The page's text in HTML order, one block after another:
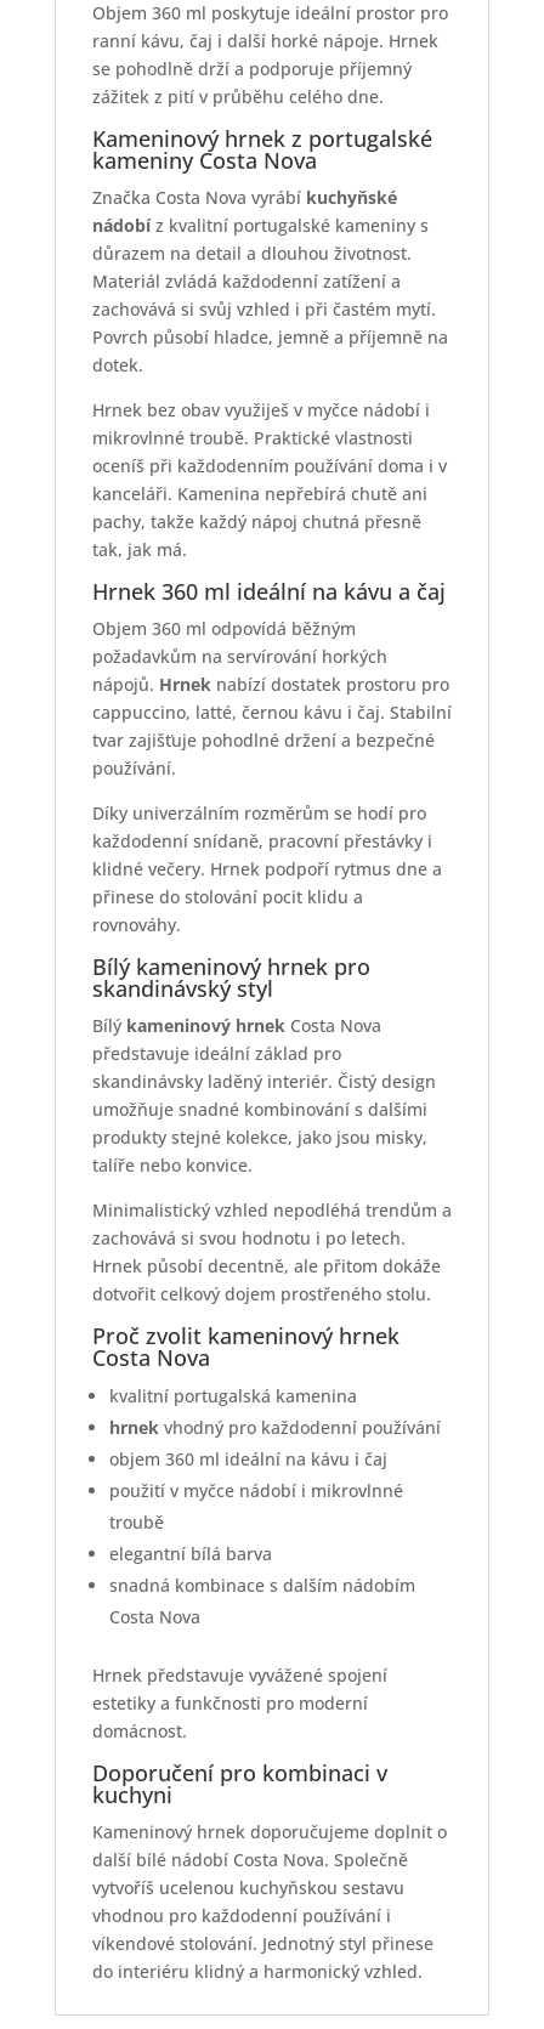
Objem 360 ml poskytuje ideální prostor pro
ranní kávu, čaj i další horké nápoje. Hrnek
se pohodlně drží a podporuje příjemný
zážitek z pití v průběhu celého dne.
Kameninový hrnek z portugalské
kameniny Costa Nova
Značka Costa Nova vyrábí kuchyňské
nádobíz kvalitní portugalské kameniny s
důrazem na detail a dlouhou životnost.
Materiál zvládá každodenní zatížení a
zachovává si svůj vzhled i při častém mytí.
Povrch působí hladce, jemně a příjemně na
dotek.
Hrnek bez obav využiješ v myčce nádobí i
mikrovlnné troubě. Praktické vlastnosti
oceníš při každodenním používání doma i v
kanceláři. Kamenina nepřebírá chutě ani
pachy, takže každý nápoj chutná přesně
tak, jak má.
Hrnek 360 ml ideální na kávu a čaj
Objem 360 ml odpovídá běžným
požadavkům na servírování horkých
nápojů. Hrneknabízí dostatek prostoru pro
cappuccino, latté, černou kávu i čaj. Stabilní
tvar zajišťuje pohodlné držení a bezpečné
používání.
Díky univerzálním rozměrům se hodí pro
každodenní snídaně, pracovní přestávky i
klidné večery. Hrnek podpoří rytmus dne a
přinese do stolování pocit klidu a
rovnováhy.
Bílý kameninový hrnek pro
skandinávský styl
Bílý kameninový hrnekCosta Nova
představuje ideální základ pro
skandinávsky laděný interiér. Čistý design
umožňuje snadné kombinování s dalšími
produkty stejné kolekce, jako jsou misky,
talíře nebo konvice.
Minimalistický vzhled nepodléhá trendům a
zachovává si svou hodnotu i po letech.
Hrnek působí decentně, ale přitom dokáže
dotvořit celkový dojem prostřeného stolu.
Proč zvolit kameninový hrnek
Costa Nova
kvalitní portugalská kamenina
hrnekvhodný pro každodenní používání
objem 360 ml ideální na kávu i čaj
použití v myčce nádobí i mikrovlnné
troubě
elegantní bílá barva
snadná kombinace s dalším nádobím
Costa Nova
Hrnek představuje vyvážené spojení
estetiky a funkčnosti pro moderní
domácnost.
Doporučení pro kombinaci v
kuchyni
Kameninový hrnek doporučujeme doplnit o
další bílé nádobí Costa Nova. Společně
vytvoříš ucelenou kuchyňskou sestavu
vhodnou pro každodenní používání i
víkendové stolování. Jednotný styl přinese
do interiéru klidný a harmonický vzhled.